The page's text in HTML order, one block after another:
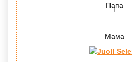
Папа
Мама